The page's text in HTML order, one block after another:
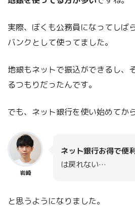
実際、ぼくも公務員になってしば
バンクとして使ってました。
地銀もネットで振込ができるし、
るつもりだったんです。
でも、ネット銀行を使い始めてから
岩崎
ネット銀行お得で便
は戻れない…
と思うようになりました。